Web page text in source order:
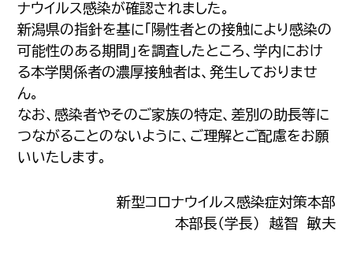
ナウイルス感染が確認されました。
新潟県の指針を基に「陽性者との接触により感染の
可能性のある期間」を調査したところ、学内におけ
る本学関係者の濃厚接触者は、発生しておりませ
ん。
なお、感染者やそのご家族の特定、差別の助長等に
つながることのないように、ご理解とご配慮をお願
いいたします。
新型コロナウイルス感染症対策本部
本部長（学長） 越智 敏夫